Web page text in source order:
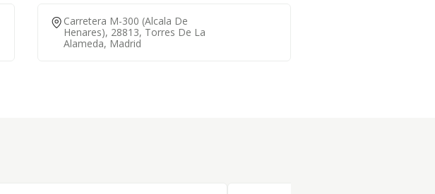
Carretera M-300 (alcala De
Henares), 28813, Torres De La
Alameda, Madrid